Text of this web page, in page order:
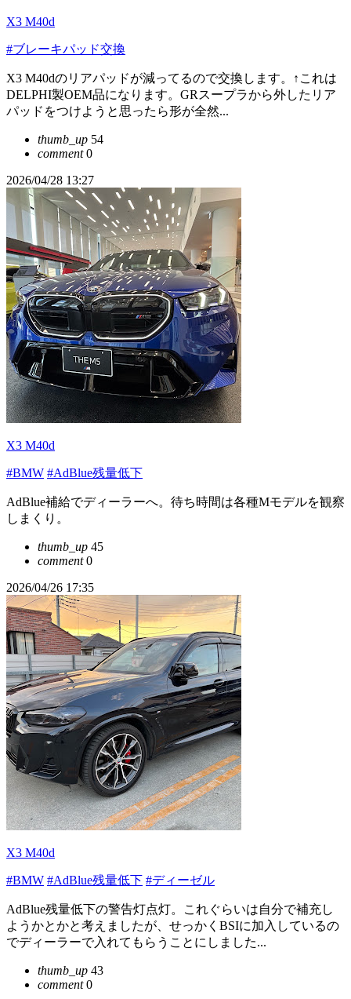
X3 M40d
#ブレーキパッド交換
X3 M40dのリアパッドが減ってるので交換します。↑これは
DELPHI製OEM品になります。GRスープラから外したリア
パッドをつけようと思ったら形が全然...
thumb_up 54
comment0
2026/04/28 13:27
X3 M40d
#BMW #AdBlue残量低下
AdBlue補給でディーラーへ。待ち時間は各種Mモデルを観察
しまくり。
thumb_up 45
comment0
2026/04/26 17:35
X3 M40d
#BMW #AdBlue残量低下 #ディーゼル
AdBlue残量低下の警告灯点灯。これぐらいは自分で補充し
ようかとかと考えましたが、せっかくBSIに加入しているの
でディーラーで入れてもらうことにしました...
thumb_up 43
comment0